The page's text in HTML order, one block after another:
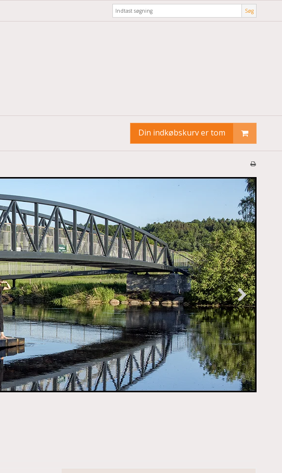
Søg
Din indkøbskurv er tom